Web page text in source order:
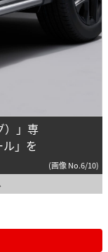
）」専
」を
(画像 No.6/10)